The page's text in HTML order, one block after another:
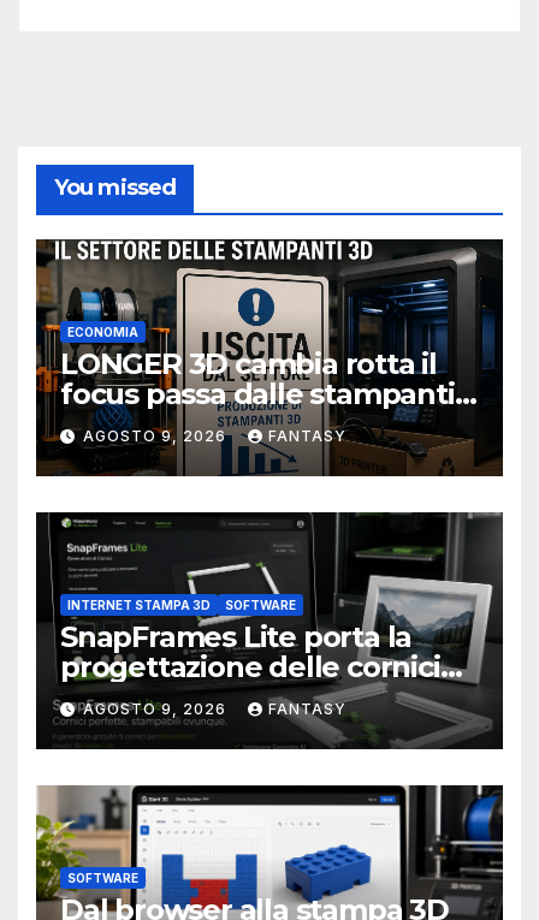
You missed
ECONOMIA
LONGER 3D cambia rotta il
focus passa dalle stampanti
3D alla stampa UV?
AGOSTO 9, 2026 FANTASY
INTERNET STAMPA 3D SOFTWARE
SnapFrames Lite porta la
progettazione delle cornici
personalizzate direttamente
nel browser
AGOSTO 9, 2026 FANTASY
SOFTWARE
Dal browser alla stampa 3D